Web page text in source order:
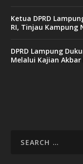
Ketua DPRD
RI, Tinjau Kampung
DPRD Lampung
Melalui Kajian Akbar